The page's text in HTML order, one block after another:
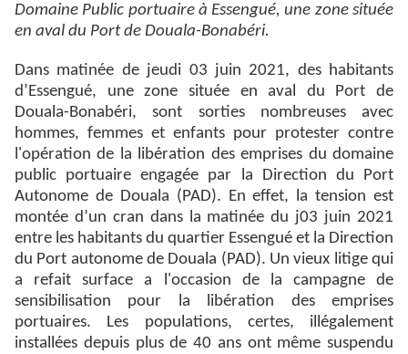
Domaine Public portuaire à Essengué, une zone située
en aval du Port de Douala-Bonabéri.
Dans matinée de jeudi 03 juin 2021, des habitants
d’Essengué, une zone située en aval du Port de
Douala-Bonabéri, sont sorties nombreuses avec
hommes, femmes et enfants pour protester contre
l'opération de la libération des emprises du domaine
public portuaire engagée par la Direction du Port
Autonome de Douala (PAD). En effet, la tension est
montée d’un cran dans la matinée du j03 juin 2021
entre les habitants du quartier Essengué et la Direction
du Port autonome de Douala (PAD). Un vieux litige qui
a refait surface a l'occasion de la campagne de
sensibilisation pour la libération des emprises
portuaires. Les populations, certes, illégalement
installées depuis plus de 40 ans ont même suspendu